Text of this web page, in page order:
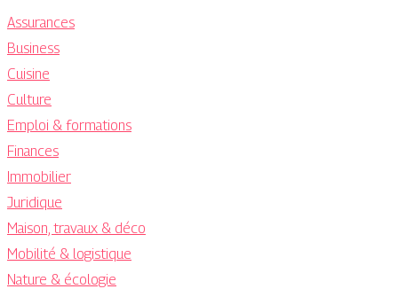
Assurances
Business
Cuisine
Culture
Emploi & formations
Finances
Immobilier
Juridique
Maison, travaux & déco
Mobilité & logistique
Nature & écologie